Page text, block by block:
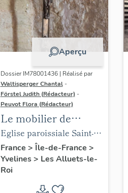
Aperçu
Dossier IM78001436 | Réalisé par
Waltisperger Chantal -
Förstel Judith (Rédacteur) -
Peuvot Flora (Rédacteur)
Le mobilier de
l'église paroissiale
Saint-Nicolas
Eglise paroissiale Saint-
Nicolas
France > Île-de-France >
Yvelines> Les Alluets-le-
Roi